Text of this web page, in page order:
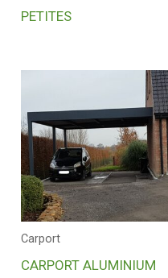
PETITES
Carport
CARPORT ALUMINIUM